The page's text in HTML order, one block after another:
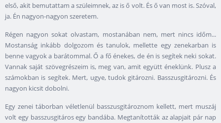
első, akit bemutattam a szüleimnek, az is ő volt. És ő van most is. Szóval,
ja. Én nagyon-nagyon szeretem.
Régen nagyon sokat olvastam, mostanában nem, mert nincs időm...
Mostanság inkább dolgozom és tanulok, mellette egy zenekarban is
benne vagyok a barátommal. Ő a fő énekes, de én is segítek neki sokat.
Vannak saját szövegrészeim is, meg van, amit együtt éneklünk. Plusz a
számokban is segítek. Mert, ugye, tudok gitározni. Basszusgitározni. És
nagyon kicsit dobolni.
Egy zenei táborban véletlenül basszusgitároznom kellett, mert muszáj
volt egy basszusgitáros egy bandába. Megtanították az alapjait pár nap